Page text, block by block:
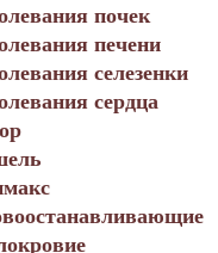
почек
печени
селезенки
сердца